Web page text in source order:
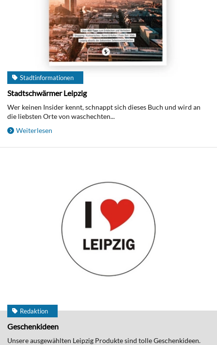
Stadtinformationen
Stadtschwärmer Leipzig
Wer keinen Insider kennt, schnappt sich dieses Buch und wird an
die liebsten Orte von waschechten...
Weiterlesen
Redaktion
Geschenkideen
Unsere ausgewählten Leipzig Produkte sind tolle Geschenkideen.